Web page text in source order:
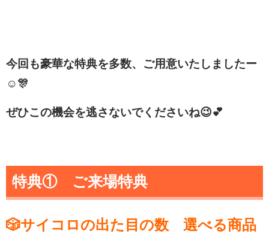
今回も豪華な特典を多数、ご用意いたしましたー
☺🎊
ぜひこの機会を逃さないでくださいね😉💕
特典① ご来場特典
🎲サイコロの出た目の数 選べる商品